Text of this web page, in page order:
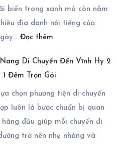
Lựa
Chọn?
biển trong xanh mà còn nằm
địa danh nổi tiếng của
Đọc thêm
Ý
Những
Địa
Điểm
Có
Thể
Di Chuyển Đến Vĩnh Hy 2
1 Đêm Trọn Gói
chọn phương tiện di chuyển
luôn là bước chuẩn bị quan
hàng đầu giúp mỗi chuyến đi
trở nên nhẹ nhàng và